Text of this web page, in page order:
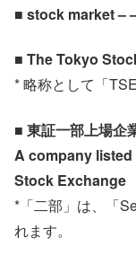
■ stock market –
■ The Tokyo
* 略称として「
■ 東証一部上場企
A company
Stock Exchange
*「二部」は、「
れます。